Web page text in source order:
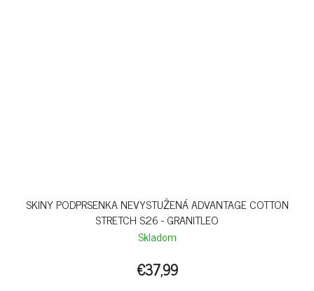
SKINY PODPRSENKA NEVYSTUŽENÁ ADVANTAGE COTTON
STRETCH S26 - GRANITLEO
Skladom
€37,99